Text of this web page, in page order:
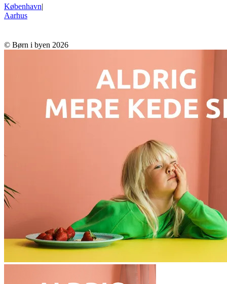
København|
Aarhus
© Børn i byen 2026